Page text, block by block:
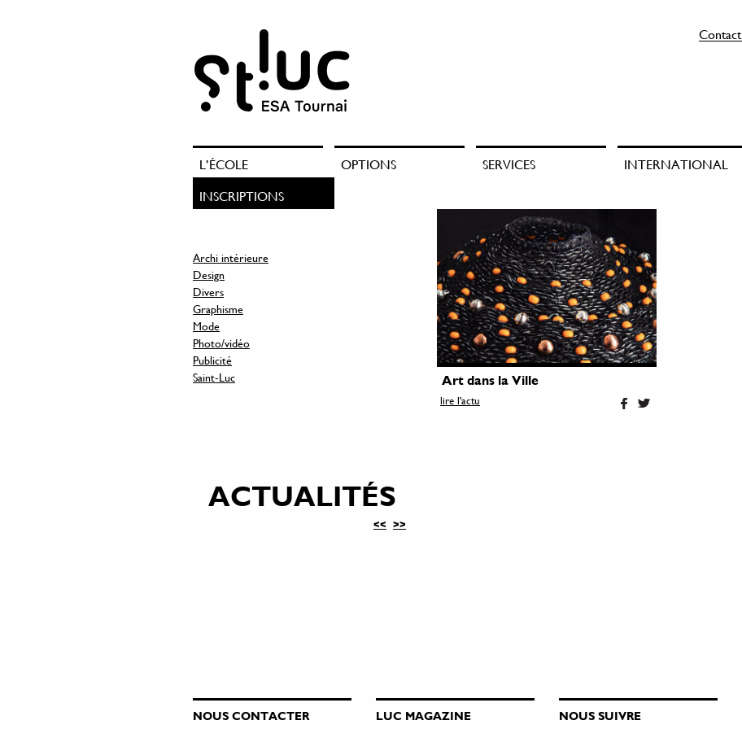
Contact
L’ÉCOLE OPTIONS SERVICES INTERNATIONAL
INSCRIPTIONS
Archi intérieure
Design
Divers
Graphisme
Mode
Photo/vidéo
Publicité
Saint-Luc
ACTUALITÉS
<< >>
Art dans la Ville
lire l'actu
NOUS CONTACTER LUC MAGAZINE NOUS SUIVRE